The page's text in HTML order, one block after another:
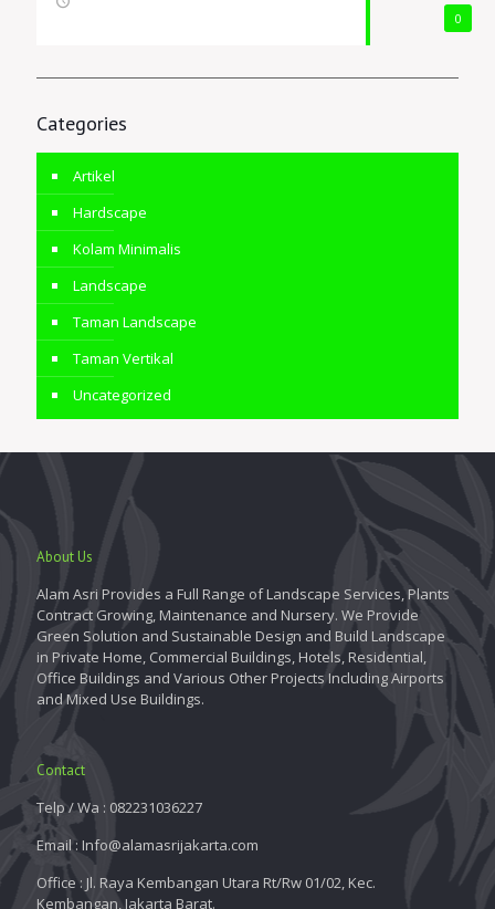
0
Categories
Artikel
Hardscape
Kolam Minimalis
Landscape
Taman Landscape
Taman Vertikal
Uncategorized
About Us
Alam Asri Provides a Full Range of Landscape Services, Plants
Contract Growing, Maintenance and Nursery. We Provide
Green Solution and Sustainable Design and Build Landscape
in Private Home, Commercial Buildings, Hotels, Residential,
Office Buildings and Various Other Projects Including Airports
and Mixed Use Buildings.
Contact
Telp / Wa : 082231036227
Email : Info@alamasrijakarta.com
Office : Jl. Raya Kembangan Utara Rt/Rw 01/02, Kec.
Kembangan, Jakarta Barat.